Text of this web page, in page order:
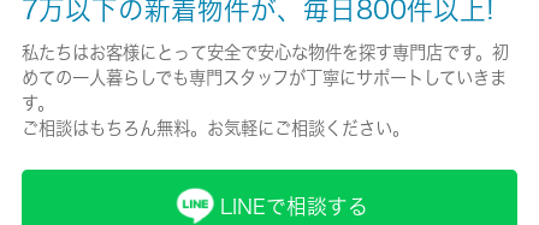
保険加入/料金
有/20000円
保険名/保険期間
住宅保証共済会/2年
7万以下の新着物件が、毎日800件以上!
私たちはお客様にとって安全で安心な物件を探す専門店です。初
めての一人暮らしでも専門スタッフが丁寧にサポートしていきま
す。
ご相談はもちろん無料。お気軽にご相談ください。
LINEで相談する